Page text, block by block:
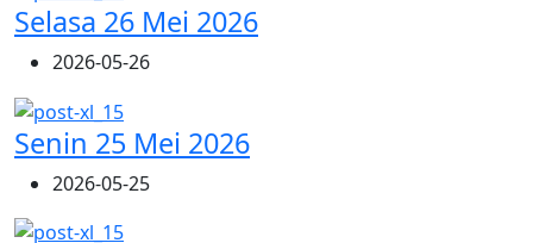
Selasa 26 Mei 2026
2026-05-26
Senin 25 Mei 2026
2026-05-25